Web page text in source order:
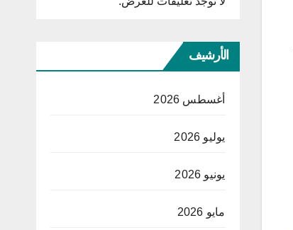
الأرشيف
أغسطس 2026
يوليو 2026
يونيو 2026
مايو 2026